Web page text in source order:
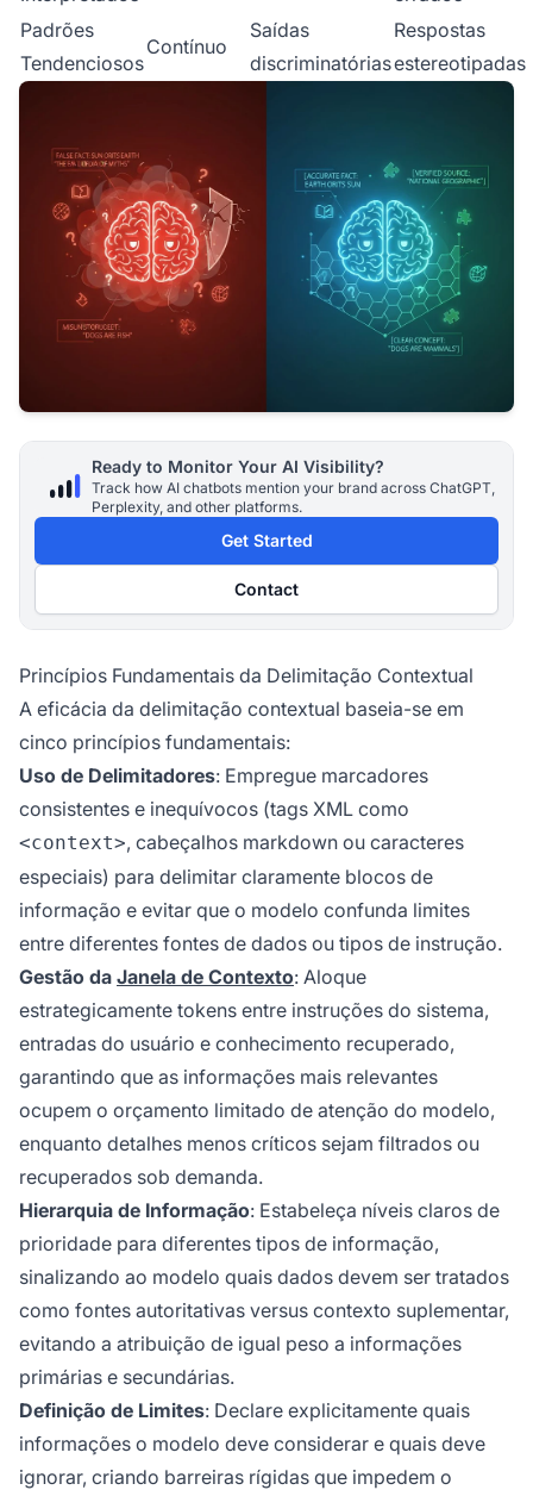
Padrões
Tendenciosos
Contínuo
Saídas
discriminatórias
Respostas
estereotipadas
Ready to Monitor Your AI Visibility?
Track how AI chatbots mention your brand across ChatGPT,
Perplexity, and other platforms.
Get Started
Contact
Princípios Fundamentais da Delimitação Contextual
A eficácia da delimitação contextual baseia-se em
cinco princípios fundamentais:
Uso de Delimitadores: Empregue marcadores
consistentes e inequívocos (tags XML como
<context>, cabeçalhos markdown ou caracteres
especiais) para delimitar claramente blocos de
informação e evitar que o modelo confunda limites
entre diferentes fontes de dados ou tipos de instrução.
Gestão da Janela de Contexto: Aloque
estrategicamente tokens entre instruções do sistema,
entradas do usuário e conhecimento recuperado,
garantindo que as informações mais relevantes
ocupem o orçamento limitado de atenção do modelo,
enquanto detalhes menos críticos sejam filtrados ou
recuperados sob demanda.
Hierarquia de Informação: Estabeleça níveis claros de
prioridade para diferentes tipos de informação,
sinalizando ao modelo quais dados devem ser tratados
como fontes autoritativas versus contexto suplementar,
evitando a atribuição de igual peso a informações
primárias e secundárias.
Definição de Limites: Declare explicitamente quais
informações o modelo deve considerar e quais deve
ignorar, criando barreiras rígidas que impedem o